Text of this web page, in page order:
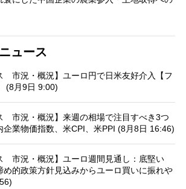
ュース
市況・概況】ユーロ円で日米友好介入【フ
(8月9日 9:00)
市況・概況】来週の相場で注目すべき3つ
企業物価指数、米CPI、米PPI (8月8日 16:46)
市況・概況】ユーロ週間見通し：底堅い
め的政策方針見込みからユーロ買いに振れや